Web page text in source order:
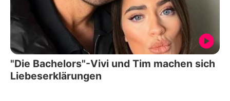
"Die Bachelors"-Vivi und Tim machen sich
Liebeserklärungen